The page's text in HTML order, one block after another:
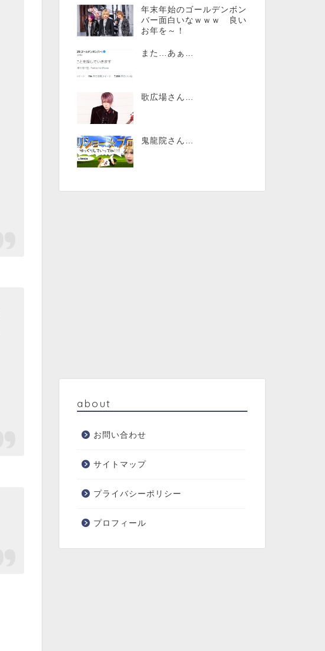
年末年始のゴールデンボン
バー面白いなｗｗｗ 良い
お年を～！
また…あぁ…
歌広場さん…
鬼龍院さん…
about
お問い合わせ
サイトマップ
プライバシーポリシー
プロフィール